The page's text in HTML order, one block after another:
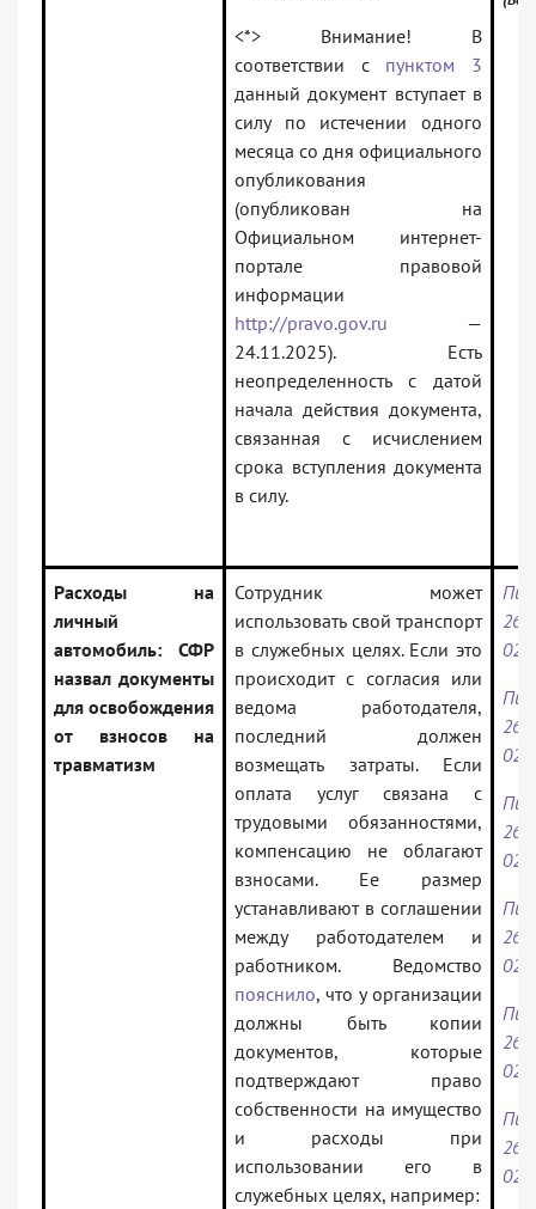
<*> Внимание! В
соответствии с пунктом 3
данный документ вступает в
силу по истечении одного
месяца со дня официального
опубликования
(опубликован на
Официальном интернет-
портале правовой
информации
http://pravo.gov.ru —
24.11.2025). Есть
неопределенность с датой
начала действия документа,
связанная с исчислением
срока вступления документа
в силу.
Расходы на
личный
автомобиль: СФР
назвал документы
для освобождения
от взносов на
травматизм
Сотрудник может
использовать свой транспорт
в служебных целях. Если это
происходит с согласия или
ведома работодателя,
последний должен
возмещать затраты. Если
оплата услуг связана с
трудовыми обязанностями,
компенсацию не облагают
взносами. Ее размер
устанавливают в соглашении
между работодателем и
работником. Ведомство
пояснило, что у организации
должны быть копии
документов, которые
подтверждают право
собственности на имущество
и расходы при
использовании его в
служебных целях, например:
02/
02/
02/
02/
02/
02/